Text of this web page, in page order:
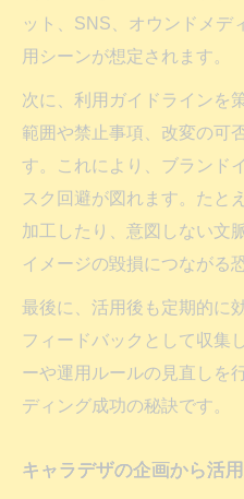
ット、SNS、オウンドメデ
用シーンが想定されます。
次に、利用ガイドラインを
範囲や禁止事項、改変の可
す。これにより、ブランド
スク回避が図れます。たと
加工したり、意図しない文
イメージの毀損につながる
最後に、活用後も定期的に
フィードバックとして収集
ーや運用ルールの見直しを
ディング成功の秘訣です。
キャラデザの企画から活